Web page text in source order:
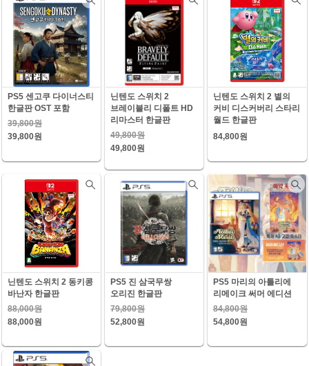
PS5 센고쿠 다이너스티
한글판 OST 포함
39,800원
39,800원
닌텐도 스위치 2
브레이블리 디폴트 HD
리마스터 한글판
49,800원
49,800원
닌텐도 스위치 2 별의
커비 디스커버리 스타리
월드 한글판
84,800원
닌텐도 스위치 2 동키콩
바난자 한글판
88,000원
88,000원
PS5 진 삼국무쌍
오리진 한글판
79,800원
52,800원
PS5 마리의 아틀리에
리메이크 써머 에디션
84,800원
54,800원